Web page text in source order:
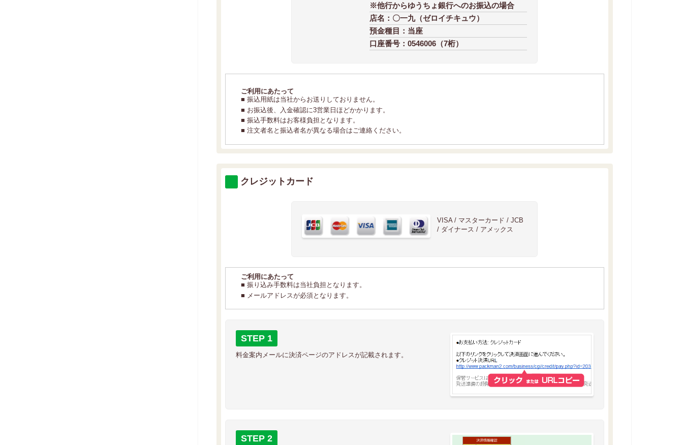
※他行からゆうちょ銀行へのお振込の場合
店名：〇一九（ゼロイチキュウ）
預金種目：当座
口座番号：0546006（7桁）
ご利用にあたって
■ 振込用紙は当社からお送りしておりません。
■ お振込後、入金確認に3営業日ほどかかります。
■ 振込手数料はお客様負担となります。
■ 注文者名と振込者名が異なる場合はご連絡ください。
クレジットカード
VISA / マスターカード / JCB
/ ダイナース / アメックス
ご利用にあたって
■ 振り込み手数料は当社負担となります。
■ メールアドレスが必須となります。
STEP 1
料金案内メールに決済ページのアドレスが記載されます。
STEP 2